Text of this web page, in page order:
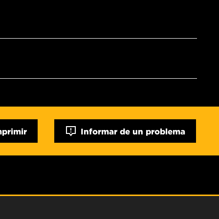
Informar de un problema